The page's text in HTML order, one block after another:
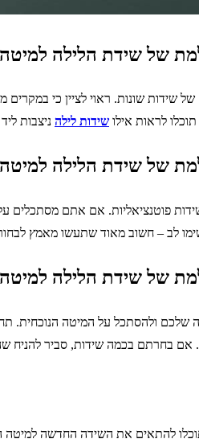
שידות שונות. ראוי לציין כי במקרים
לראות אילו שידות לילה ניצבות
פוטנציאליות. אם אתם מסתכלים
לב – חשוב מאוד שתעשו מאמץ
ולהסתכל על המיטה הנוכחית.
אם בחרתם בכמה שידות, סביר
להתאים את השידה החדשה למיטה